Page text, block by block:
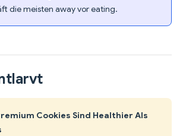
die meisten away vor eating.
Cookies Sind Healthier Als